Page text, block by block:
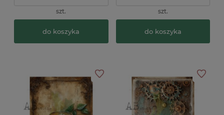
szt.
do koszyka
szt.
do koszyka